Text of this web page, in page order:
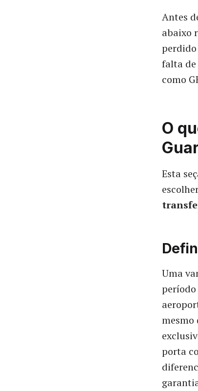
Antes
abaixo
perdido
falta de
como
O
Esta
Uma
mesmo
porta